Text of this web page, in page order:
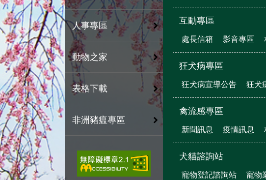
人事專區
動物之家
表格下載
非洲豬瘟專區
互動專區
處長信箱 影音專區
狂犬病專區
狂犬病宣導公告 狂犬
禽流感專區
新聞訊息 疫情訊息
犬貓諮詢站
寵物登記諮詢站 寵物